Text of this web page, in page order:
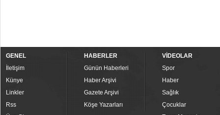
GENEL
İletişim
Künye
Linkler
Rss
HABERLER
Günün Haberleri
Haber Arşivi
Gazete Arşivi
Köşe Yazarları
VİDEOLAR
Spor
Haber
Sağlık
Çocuklar